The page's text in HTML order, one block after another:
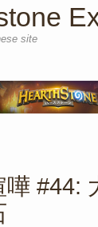
site
#44: